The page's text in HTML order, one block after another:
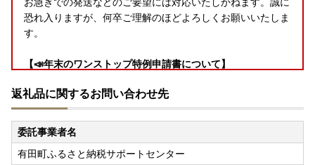
恐れ入りますが、何卒ご理解のほどよろしくお願いいたしま
す。
【📣年末のワンストップ特例申請書について】
は、「寄附金税額控除に係る申告特例申請書」（ワンストッ
プ特例申請書）をお送りしています。１２月１９日（金）以
降に寄附された方については、書類のお届けが年明けになる
ことがありますので、お急ぎの方は申請書をダウンロードし
て提出してください。
返礼品に関するお問い合わせ先
委託事業者名
有田町ふるさと納税サポートセンター